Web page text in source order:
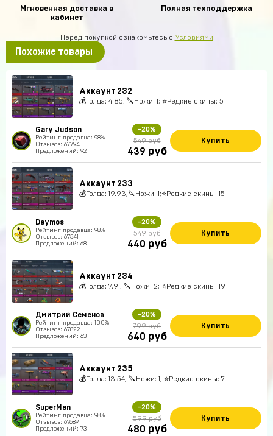
Мгновенная доставка в
кабинет
Полная техподдержка
Перед покупкой ознакомьтесь с Условиями
Похожие товары
Аккаунт 232
💰Голда: 4.85; 🔪Ножи: 1; ⭐️Редкие скины: 5
Gary Judson
Рейтинг продавца: 98%
Отзывов: 67794
Предложений: 92
-20%
549 руб
439 руб
Купить
Аккаунт 233
💰Голда: 19.93;🔪Ножи: 1;⭐️Редкие скины: 15
Daymos
Рейтинг продавца: 98%
Отзывов: 67541
Предложений: 68
-20%
549 руб
440 руб
Купить
Аккаунт 234
💰Голда: 7.91; 🔪Ножи: 2; ⭐️Редкие скины: 19
Дмитрий Семенов
Рейтинг продавца: 100%
Отзывов: 67822
Предложений: 63
-20%
799 руб
640 руб
Купить
Аккаунт 235
💰Голда: 13.54; 🔪Ножи: 1; ⭐️Редкие скины: 7
SuperMan
Рейтинг продавца: 98%
Отзывов: 67689
Предложений: 73
-20%
599 руб
480 руб
Купить